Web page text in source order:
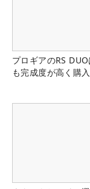
プロギアのRS
も完成度が高く購